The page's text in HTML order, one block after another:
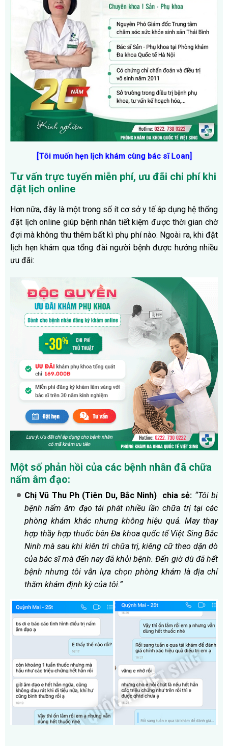
[Tôi muốn hẹn lịch khám cùng bác sĩ Loan]
Tư vấn trực tuyến miễn phí, ưu đãi chi phí khi
đặt lịch online
Hơn nữa, đây là một trong số ít cơ sở y tế áp dụng hệ thống
đặt lịch online giúp bệnh nhân tiết kiệm được thời gian chờ
đợi mà không thu thêm bất kì phụ phí nào. Ngoài ra, khi đặt
lịch hẹn khám qua tổng đài người bệnh được hưởng nhiều
ưu đãi:
Một số phản hồi của các bệnh nhân đã chữa
nấm âm đạo:
Chị Vũ Thu Ph (Tiên Du, Bắc Ninh) chia sẻ: “Tôi bị
bệnh nấm âm đạo tái phát nhiều lần chữa trị tại các
phòng khám khác nhưng không hiệu quả. May thay
hợp thầy hợp thuốc bên Đa khoa quốc tế Việt Sing Bắc
Ninh mà sau khi kiên trì chữa trị, kiêng cữ theo dặn dò
của bác sĩ mà đến nay đã khỏi bệnh. Đến giờ dù đã hết
bệnh nhưng tôi vẫn lựa chọn phòng khám là địa chỉ
thăm khám định kỳ của tôi.”